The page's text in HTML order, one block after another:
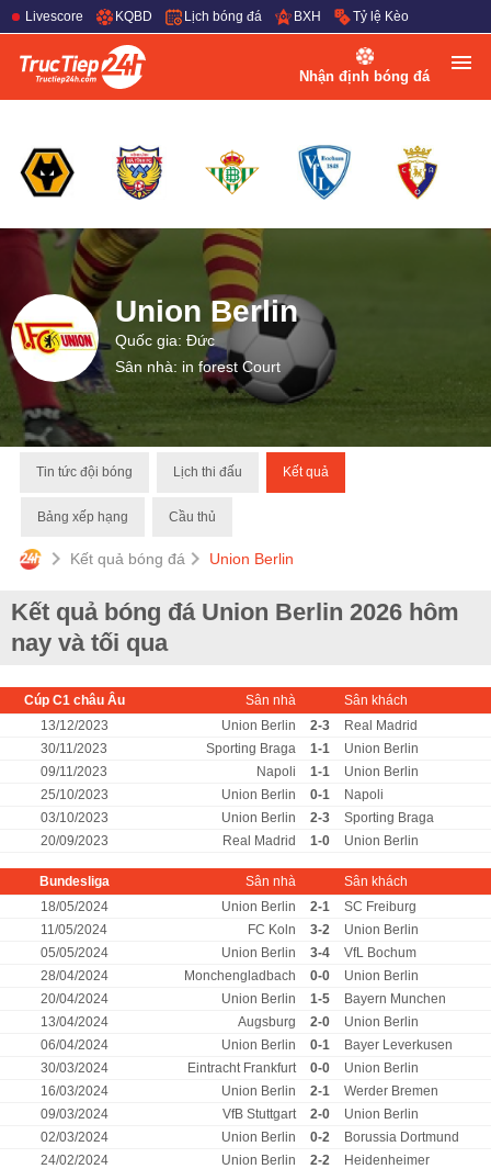
Livescore KQBD Lịch bóng đá BXH Tỷ lệ Kèo
Nhận định bóng đá
Union Berlin
Quốc gia: Đức
Sân nhà: in forest Court
Tin tức đội bóng Lịch thi đấu Kết quả
Bảng xếp hạng Cầu thủ
Kết quả bóng đá Union Berlin
Kết quả bóng đá Union Berlin 2026 hôm
nay và tối qua
Cúp C1 châu Âu Sân nhà
Sân khách
13/12/2023
Union Berlin 2-3
Real Madrid
30/11/2023
Sporting Braga 1-1
Union Berlin
09/11/2023
Napoli 1-1
Union Berlin
25/10/2023
Union Berlin 0-1
Napoli
03/10/2023
Union Berlin 2-3
Sporting Braga
20/09/2023
Real Madrid 1-0 Union Berlin
Bundesliga Sân nhà
Sân khách
18/05/2024
Union Berlin 2-1
SC Freiburg
11/05/2024
FC Koln 3-2
Union Berlin
05/05/2024
Union Berlin 3-4
VfL Bochum
28/04/2024
Monchengladbach 0-0
Union Berlin
20/04/2024
Union Berlin 1-5
Bayern Munchen
13/04/2024
Augsburg 2-0
Union Berlin
06/04/2024
Union Berlin 0-1
Bayer Leverkusen
30/03/2024
Eintracht Frankfurt 0-0
Union Berlin
16/03/2024
Union Berlin 2-1
Werder Bremen
09/03/2024
VfB Stuttgart 2-0
Union Berlin
02/03/2024
Union Berlin 0-2
Borussia Dortmund
24/02/2024
Union Berlin 2-2
Heidenheimer